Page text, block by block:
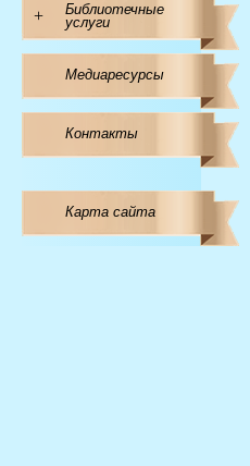
+
Библиотечные
услуги
Медиаресурсы
Контакты
Карта сайта